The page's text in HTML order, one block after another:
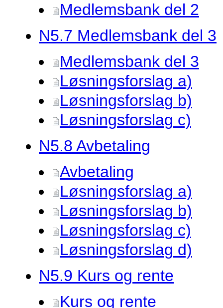
Medlemsbank del 2
N5.7 Medlemsbank del 3
Medlemsbank del 3
Løsningsforslag a)
Løsningsforslag b)
Løsningsforslag c)
N5.8 Avbetaling
Avbetaling
Løsningsforslag a)
Løsningsforslag b)
Løsningsforslag c)
Løsningsforslag d)
N5.9 Kurs og rente
Kurs og rente